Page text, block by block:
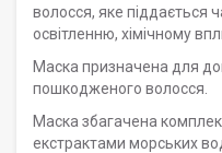
волосся, яке піддається
освітленню, хімічному
Маска призначена для
пошкодженого волосся.
Маска збагачена
екстрактами морських